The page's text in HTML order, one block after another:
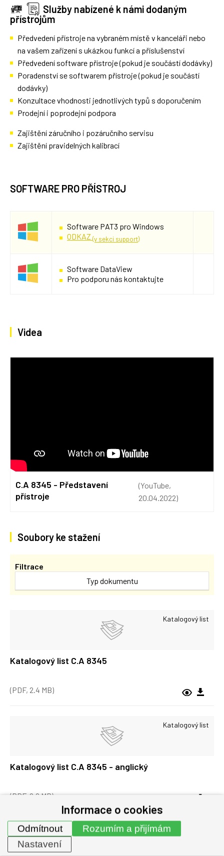
Služby nabízené k námi dodaným
přístrojům
Předvedení přístroje na vybraném místě v kanceláři nebo
na vašem zařízení s ukázkou funkcí a příslušenství
Předvedení software přístroje (pokud je součástí dodávky)
Poradenství se softwarem přístroje (pokud je součástí
dodávky)
Konzultace vhodnosti jednotlivých typů s doporučením
Prodejní i poprodejní podpora
Zajištění záručního i pozáručního servisu
Zajištění pravidelných kalibrací
SOFTWARE PRO PŘÍSTROJ
Software PAT3 pro Windows
ODKAZ (v sekci support)
Software DataView
Pro podporu nás kontaktujte
Videa
C.A 8345 - Představení
přístroje
(YouTube,
20.04.2022)
Soubory ke stažení
Filtrace
Typ dokumentu
Katalogový list
Katalogový list C.A 8345
(PDF, 2.4 MB)
Katalogový list
Katalogový list C.A 8345 - anglický
(PDF, 2.2 MB)
Informace o cookies
Rozumím a přijímám
Odmítnout
Nastavení